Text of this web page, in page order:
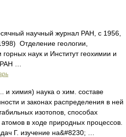
научный журнал РАН, с 1956,
Отделение геологии,
наук и Институт геохимии и
…
и химия) наука о хим. составе
и законах распределения в ней
изотопов, способах
в ходе природных процессов.
Г. изучение на&#8230; …